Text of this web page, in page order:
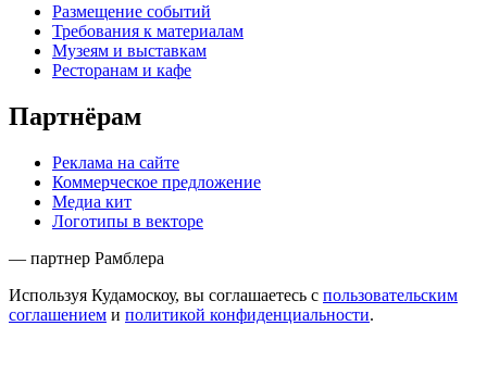
Размещение событий
Требования к материалам
Музеям и выставкам
Ресторанам и кафе
Партнёрам
Реклама на сайте
Коммерческое предложение
Медиа кит
Логотипы в векторе
— партнер Рамблера
Используя Кудамоскоу, вы соглашаетесь с пользовательским
соглашением и политикой конфиденциальности.